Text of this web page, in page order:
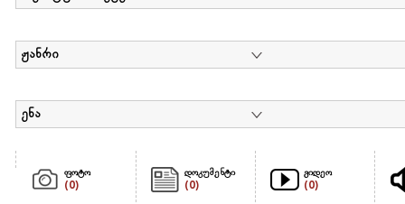
ჟანრი
ენა
ფოტო
(0)
დოკუმენტი
(0)
ვიდეო
(0)